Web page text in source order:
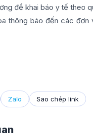
để khai báo y tế theo
thông báo đến các
Zalo Sao chép link